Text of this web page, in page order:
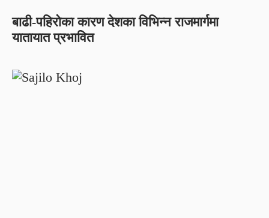
बाढी-पहिरोका कारण देशका विभिन्न राजमार्गमा
यातायात प्रभावित